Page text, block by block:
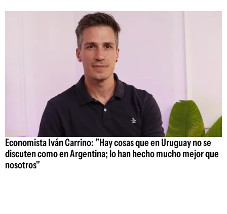
Economista Iván Carrino: "Hay cosas que en Uruguay no se
discuten como en Argentina; lo han hecho mucho mejor que
nosotros"